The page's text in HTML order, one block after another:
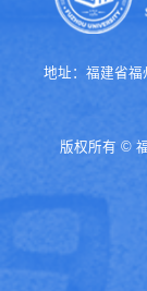
地址：福建省
版权所有 ©